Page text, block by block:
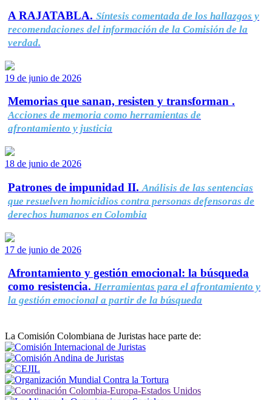
A RAJATABLA. Síntesis comentada de los hallazgos y
recomendaciones del información de la Comisión de la
verdad.
19 de junio de 2026
Memorias que sanan, resisten y transforman .
Acciones de memoria como herramientas de
afrontamiento y justicia
18 de junio de 2026
Patrones de impunidad II. Análisis de las sentencias
que resuelven homicidios contra personas defensoras de
derechos humanos en Colombia
17 de junio de 2026
Afrontamiento y gestión emocional: la búsqueda
como resistencia. Herramientas para el afrontamiento y
la gestión emocional a partir de la búsqueda
La Comisión Colombiana de Juristas hace parte de: